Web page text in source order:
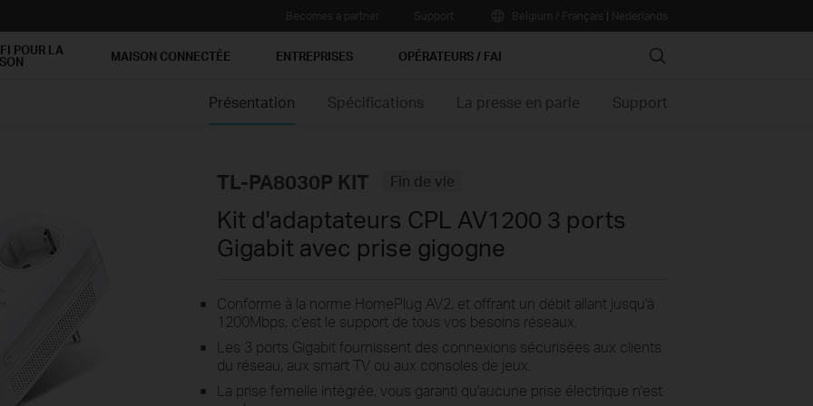
|
POUR LA MAISON CONNECTÉE ENTREPRISES OPÉRATEURS / FAI Search
Présentation Spécifications La presse en parle Support
TL-PA8030P KIT Fin de vie
Kit d'adaptateurs CPL AV1200 3 ports
Gigabit avec prise gigogne
Conforme à la norme HomePlug AV2, et offrant un débit allant jusqu'à
1200Mbps, c'est le support de tous vos besoins réseaux.
Les 3 ports Gigabit fournissent des connexions sécurisées aux clients
du réseau, aux smart TV ou aux consoles de jeux.
La prise femelle intégrée, vous garanti qu'aucune prise électrique n'est